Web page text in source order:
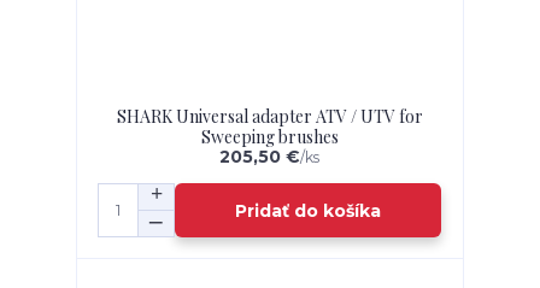
SHARK Universal adapter ATV / UTV for
Sweeping brushes
205,50 €/ks
Pridať do košíka